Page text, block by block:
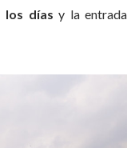
los díasy la entrada